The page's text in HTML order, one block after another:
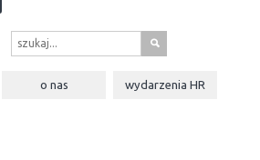
s
o nas wydarzeniaHR